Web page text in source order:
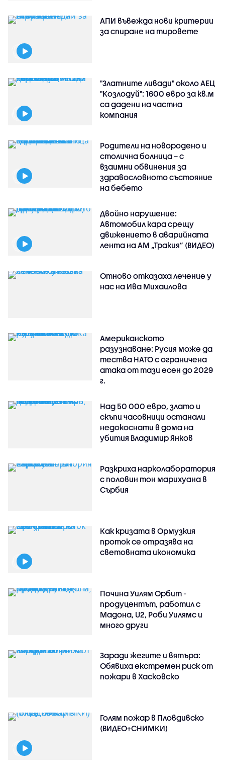
АПИ въвежда нови критерии
за спиране на тировете
"Златните ливади" около АЕЦ
"Козлодуй": 1600 евро за кв.м
са дадени на частна
компания
Родители на новородено и
столична болница – с
взаимни обвинения за
здравословното състояние
на бебето
Двойно нарушение:
Автомобил кара срещу
движението в аварийната
лента на АМ „Тракия” (ВИДЕО)
Отново отказаха лечение у
нас на Ива Михаилова
Американското
разузнаване: Русия може да
тества НАТО с ограничена
атака от тази есен до 2029
г.
Над 50 000 евро, злато и
скъпи часовници останали
недокоснати в дома на
убития Владимир Янков
Разкриха нарколаборатория
с половин тон марихуана в
Сърбия
Как кризата в Ормузкия
проток се отразява на
световната икономика
Почина Уилям Орбит -
продуцентът, работил с
Мадона, U2, Роби Уилямс и
много други
Заради жегите и вятъра:
Обявиха екстремен риск от
пожари в Хасковско
Голям пожар в Пловдивско
(ВИДЕО+СНИМКИ)